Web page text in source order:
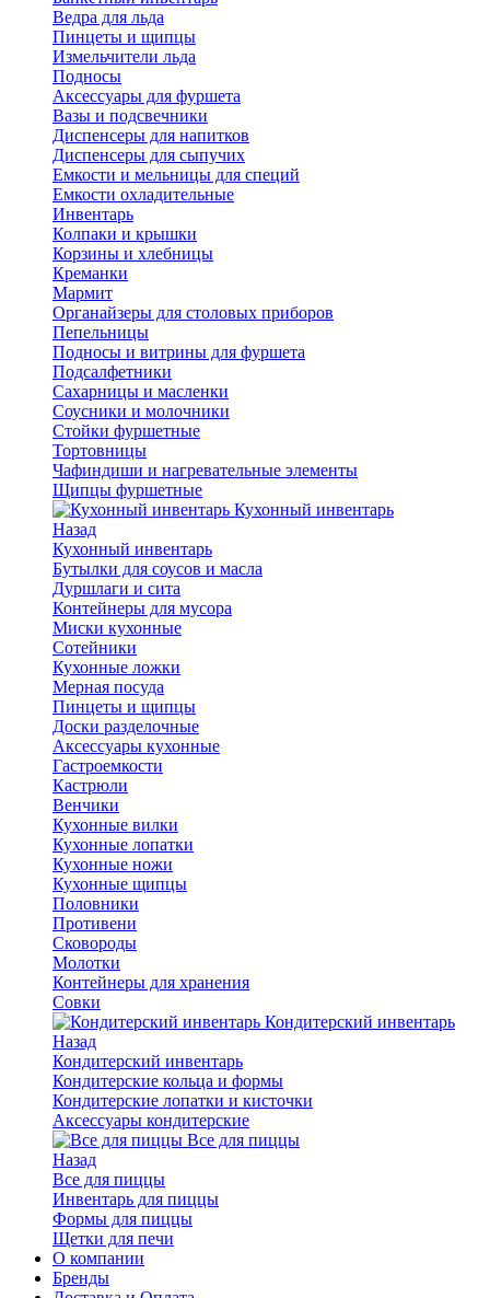
Ведра для льда
Пинцеты и щипцы
Измельчители льда
Подносы
Аксессуары для фуршета
Вазы и подсвечники
Диспенсеры для напитков
Диспенсеры для сыпучих
Емкости и мельницы для специй
Емкости охладительные
Инвентарь
Колпаки и крышки
Корзины и хлебницы
Креманки
Мармит
Органайзеры для столовых приборов
Пепельницы
Подносы и витрины для фуршета
Подсалфетники
Сахарницы и масленки
Соусники и молочники
Стойки фуршетные
Тортовницы
Чафиндиши и нагревательные элементы
Щипцы фуршетные
Кухонный инвентарь
Назад
Кухонный инвентарь
Бутылки для соусов и масла
Дуршлаги и сита
Контейнеры для мусора
Миски кухонные
Сотейники
Кухонные ложки
Мерная посуда
Пинцеты и щипцы
Доски разделочные
Аксессуары кухонные
Гастроемкости
Кастрюли
Венчики
Кухонные вилки
Кухонные лопатки
Кухонные ножи
Кухонные щипцы
Половники
Противени
Сковороды
Молотки
Контейнеры для хранения
Совки
Кондитерский инвентарь
Назад
Кондитерский инвентарь
Кондитерские кольца и формы
Кондитерские лопатки и кисточки
Аксессуары кондитерские
Все для пиццы
Назад
Все для пиццы
Инвентарь для пиццы
Формы для пиццы
Щетки для печи
О компании
Бренды